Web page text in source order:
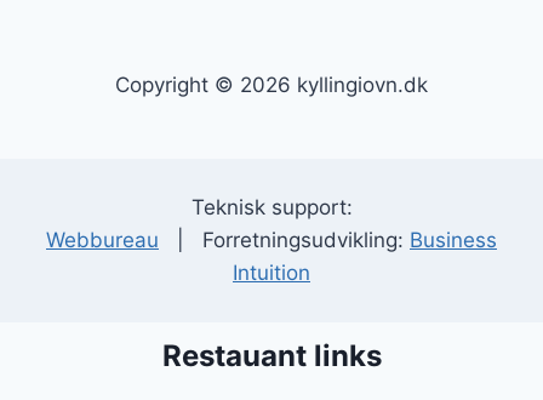
Copyright © 2026 kyllingiovn.dk
Teknisk support:
Webbureau | Forretningsudvikling: Business
Intuition
Restauant links